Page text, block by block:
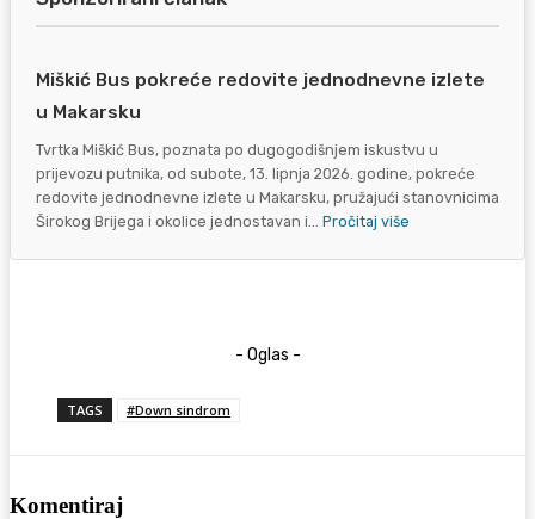
Miškić Bus pokreće redovite jednodnevne izlete
u Makarsku
Tvrtka Miškić Bus, poznata po dugogodišnjem iskustvu u
prijevozu putnika, od subote, 13. lipnja 2026. godine, pokreće
redovite jednodnevne izlete u Makarsku, pružajući stanovnicima
Širokog Brijega i okolice jednostavan i... Pročitaj više
- Oglas -
TAGS #Down sindrom
Komentiraj